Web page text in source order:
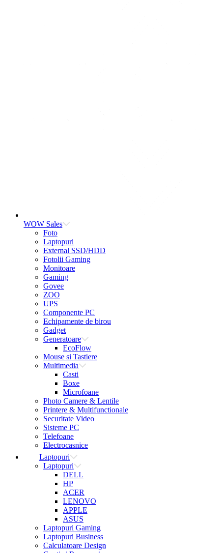
WOW Sales
Foto
Laptopuri
External SSD/HDD
Fotolii Gaming
Monitoare
Gaming
Govee
ZOO
UPS
Componente PC
Echipamente de birou
Gadget
Generatoare
EcoFlow
Mouse si Tastiere
Multimedia
Casti
Boxe
Microfoane
Photo Camere & Lentile
Printere & Multifunctionale
Securitate Video
Sisteme PC
Telefoane
Electrocasnice
Laptopuri
Laptopuri
DELL
HP
ACER
LENOVO
APPLE
ASUS
Laptopuri Gaming
Laptopuri Business
Calculatoare Design